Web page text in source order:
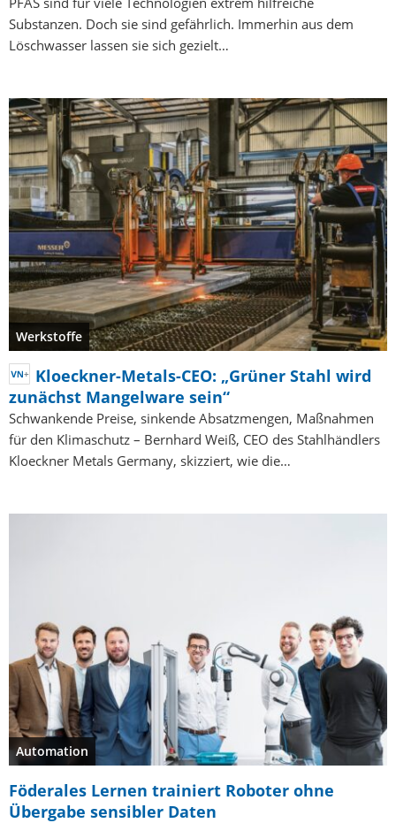
Substanzen. Doch sie sind gefährlich. Immerhin aus dem
Löschwasser lassen sie sich gezielt…
Werkstoffe
Kloeckner-Metals-CEO: „Grüner Stahl wird
zunächst Mangelware sein“
Schwankende Preise, sinkende Absatzmengen, Maßnahmen
für den Klimaschutz – Bernhard Weiß, CEO des Stahlhändlers
Kloeckner Metals Germany, skizziert, wie die…
Automation
Föderales Lernen trainiert Roboter ohne
Übergabe sensibler Daten